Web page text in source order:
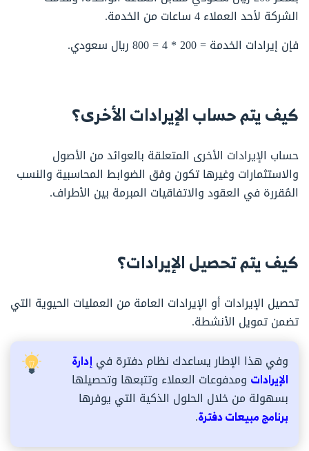
الشركة لأحد العملاء 4 ساعات من الخدمة.
فإن إيرادات الخدمة = 200 * 4 = 800 ريال سعودي.
كيف يتم حساب الإيرادات الأخرى؟
حساب الإيرادات الأخرى المتعلقة بالعوائد من الأصول
والاستثمارات وغيرها تكون وفق الضوابط المحاسبية والنسب
المُقررة في العقود والاتفاقيات المبرمة بين الأطراف.
كيف يتم تحصيل الإيرادات؟
تحصيل الإيرادات أو الإيرادات العامة من العمليات الحيوية التي
تضمن تمويل الأنشطة.
وفي هذا الإطار يساعدك نظام دفترة في إدارة
الإيرادات ومدفوعات العملاء وتتبعها وتحصيلها
بسهولة من خلال الحلول الذكية التي يوفرها
برنامج مبيعات دفترة.